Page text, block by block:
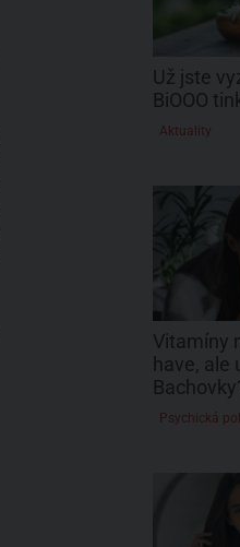
Už jste
BiOOO
Aktuality
Vitamíny
have, ale
Psychická